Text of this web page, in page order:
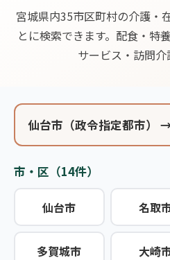
宮城県内35市区町村の介護・
とに検索できます。配食・特
サービス・訪問介
仙台市（政令指定都市）
市・区（14件）
仙台市 名取
多賀城市 大崎